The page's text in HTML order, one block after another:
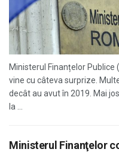
Ministerul Finanțelor Publice
vine cu câteva surprize.
decât au avut în 2019. Mai
la ...
Ministerul Finanţelor